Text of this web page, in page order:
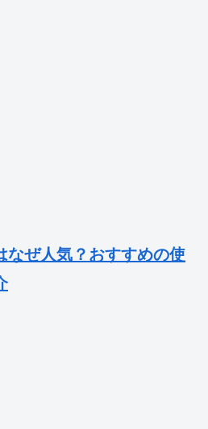
なぜ人気？おすすめの使